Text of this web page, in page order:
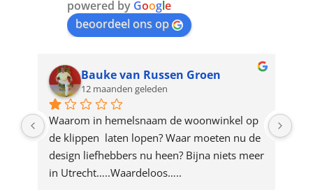
product
powered by Google
beoordeel ons op
Bauke van Russen Groen
12 maanden geleden
Waarom in hemelsnaam de woonwinkel op
de klippen  laten lopen? Waar moeten nu de
design liefhebbers nu heen? Bijna niets meer
in Utrecht…..Waardeloos…..